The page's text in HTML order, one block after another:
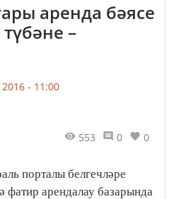
аренда бәясе
–
- 11:00
553 0 0
порталы белгечләре
фатир арендалау базарында